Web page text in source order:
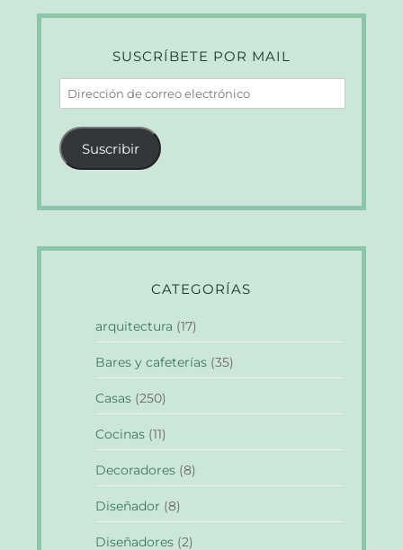
SUSCRÍBETE POR MAIL
Dirección
de
correo
electrónico
Suscribir
CATEGORÍAS
arquitectura (17)
Bares y cafeterías (35)
Casas (250)
Cocinas (11)
Decoradores (8)
Diseñador (8)
Diseñadores (2)